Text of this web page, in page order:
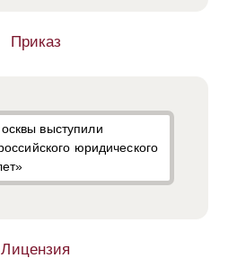
Приказ
Лицензия